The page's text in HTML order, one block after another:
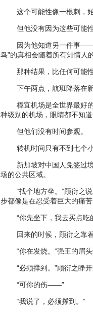
这个可能性像一根刺，
但他没有因为这些可能
因为他知道另一件事
鸟”的真相会随着所有知情人
那种结果，比任何可能
下午两点，航班降落在
樟宜机场是全世界最好
种级别的机场，眼睛都不知
但他们没有时间参观。
转机时间只有不到七个
新加坡对中国人免签过
场的公共区域。
“找个地方坐。 ”顾衍之
步都像是在忍受着巨大的痛
“你先坐下，我去买点吃
回来的时候，顾衍之靠
“你在发烧。 ”强王的眉
“必须撑到。 ”顾衍之睁
“可你的伤——”
“我说了，必须撑到。 ”